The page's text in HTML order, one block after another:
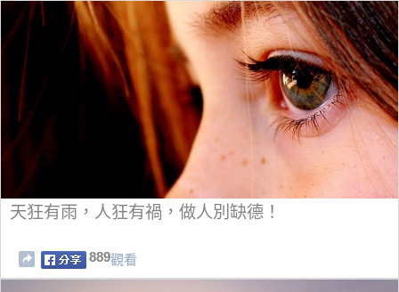
天狂有雨，人狂有禍，做人別缺德！
889觀看